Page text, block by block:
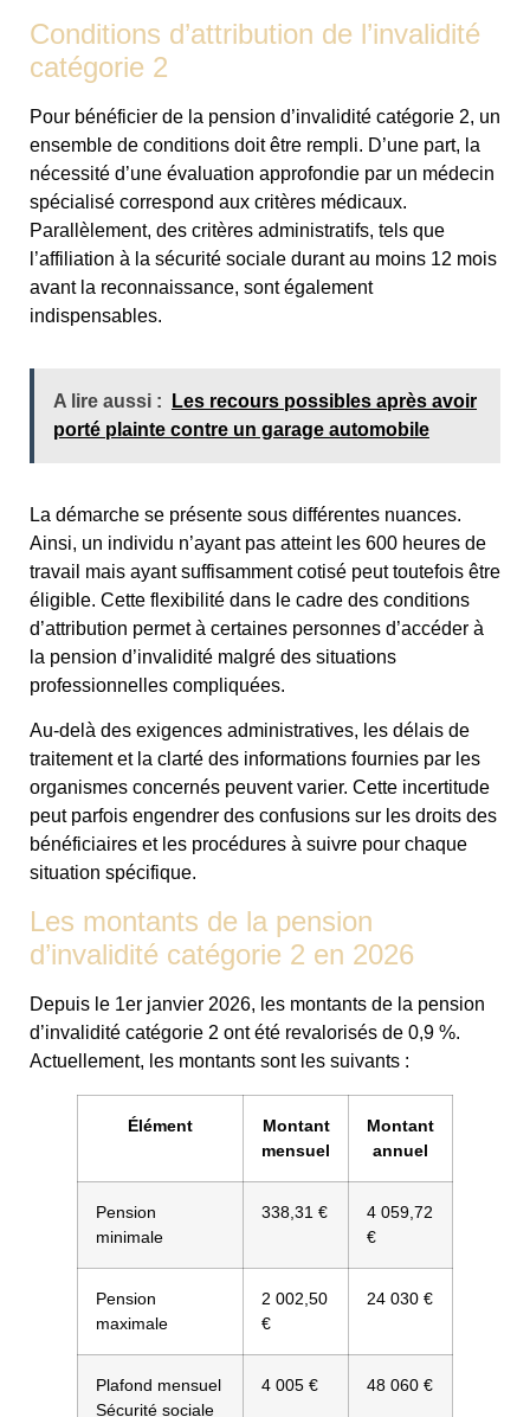
Conditions d’attribution de l’invalidité
catégorie 2
Pour bénéficier de la pension d’invalidité catégorie 2, un
ensemble de conditions doit être rempli. D’une part, la
nécessité d’une évaluation approfondie par un médecin
spécialisé correspond aux critères médicaux.
Parallèlement, des critères administratifs, tels que
l’affiliation à la sécurité sociale durant au moins 12 mois
avant la reconnaissance, sont également
indispensables.
A lire aussi :
Les recours possibles après avoir
porté plainte contre un garage automobile
La démarche se présente sous différentes nuances.
Ainsi, un individu n’ayant pas atteint les 600 heures de
travail mais ayant suffisamment cotisé peut toutefois être
éligible. Cette flexibilité dans le cadre des conditions
d’attribution permet à certaines personnes d’accéder à
la pension d’invalidité malgré des situations
professionnelles compliquées.
Au-delà des exigences administratives, les délais de
traitement et la clarté des informations fournies par les
organismes concernés peuvent varier. Cette incertitude
peut parfois engendrer des confusions sur les droits des
bénéficiaires et les procédures à suivre pour chaque
situation spécifique.
Les montants de la pension
d’invalidité catégorie 2 en 2026
Depuis le 1er janvier 2026, les montants de la pension
d’invalidité catégorie 2 ont été revalorisés de 0,9 %.
Actuellement, les montants sont les suivants :
Élément
Montant
mensuel
Montant
annuel
Pension
minimale
338,31 €
4 059,72
€
Pension
maximale
2 002,50
€
24 030 €
Plafond mensuel
Sécurité sociale
4 005 € 48 060 €